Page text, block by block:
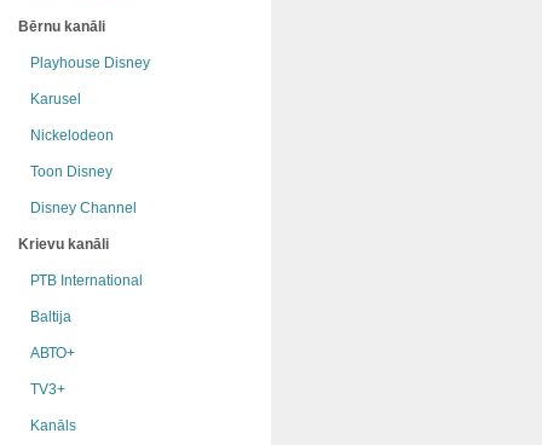
Bērnu kanāli
Playhouse Disney
Karusel
Nickelodeon
Toon Disney
Disney Channel
Krievu kanāli
РТB International
Baltija
АВТО+
TV3+
Kanāls